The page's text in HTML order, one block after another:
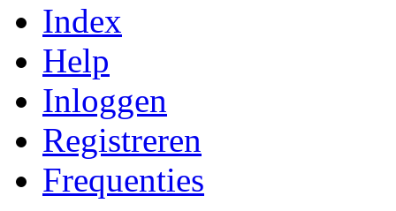
Index
Help
Inloggen
Registreren
Frequenties